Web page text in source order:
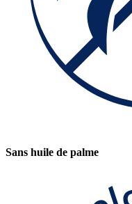
Sans huile de palme